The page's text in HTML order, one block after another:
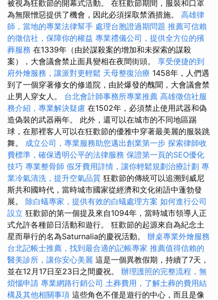
被視為狂歡節的開幕式活動。 在狂歡節期間，服裝和口罩
為無限憎惡提供了機會，因此必須採取禁酒措施。 高雄律
師，當地的專業法律幫手 處理台胞證過期問題 推薦可信賴
的徵信社，保障你的權益 專業禮儀公司，提供全方位的殯
葬服務 在1339年（由於謀殺案的增加和未探索的謀殺
案），大會議會禁止面具變相在夜間街頭。 享受便捷的到
府外燴服務，讓派對更輕鬆 天母整復治療 1458年，人們遇
到了一個穿著修女的修道院，由於爆發的醜聞，大會議會禁
止男人穿女人。 台北會計師事務所專業推薦 高雄徵信社服
務介紹，專業解決疑慮 在1502年，必須禁止使用武器和偽
造偽裝的武器兩年。 此外，還可以在城市的不同地區踢
球，在那裡客人可以在狂歡節的優雅中穿著最美麗的服裝跳
舞。 成立公司，專業服務助您邁出創業第一步 探索律師收
費標準，確保透明公平的法律服務 保證第一頁的SEO優化
技巧 專業整骨師 假牙費用詳情，讓你輕鬆規劃治療計劃 專
業冷氣清洗，提升空氣品質 狂歡節的傳統可以追溯到威尼
斯共和國時代，當時城市國家從經濟和文化術語中蓬勃發
展。 除白蟻專家，提供有效的白蟻處理方案 如何進行公司
設立 狂歡節的第一個提及來自1094年，當時城市領導人正
式允許各種節日活動和遊行。 狂歡節的起源來自為紀念土
星而舉行的名為Saturnalia的慶祝活動。 辦桌專業外燴服務
台北記帳士推薦，找到最合適的記帳專家 推薦值得信賴的
醫美診所，讓你安心美麗 這是一個異教假期，持續了7天，
並在12月17日至23日之間慶祝。 辦理護照的完整流程，無
煩惱申請 專業網路行銷公司 土葬費用，了解土葬的費用結
構及其他相關事項 這些角色不僅是遊行的中心，而且是像